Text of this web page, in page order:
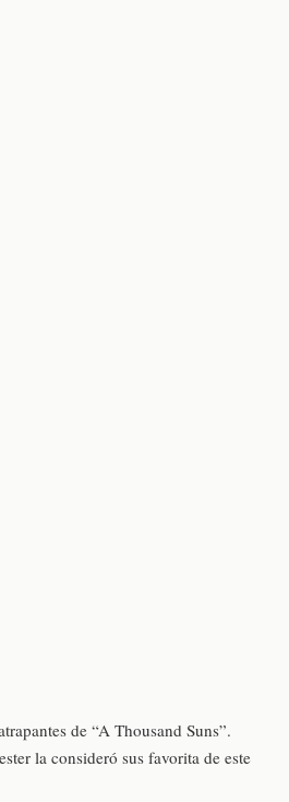
de “A Thousand Suns”.
la consideró sus favorita de este